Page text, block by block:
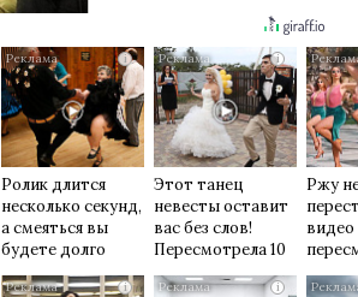
i
Ролик длится
несколько секунд,
а смеяться вы
будете долго
i
Этот танец
невесты оставит
вас без слов!
Пересмотрела 10
раз
Ржу
видео
раз
i i